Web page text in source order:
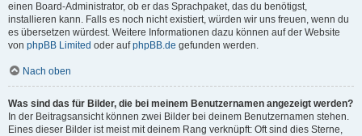
einen Board-Administrator, ob er das Sprachpaket, das du benötigst,
installieren kann. Falls es noch nicht existiert, würden wir uns freuen, wenn du
es übersetzen würdest. Weitere Informationen dazu können auf der Website
von phpBB Limited oder aufphpBB.de gefunden werden.
Nach oben
Was sind das für Bilder, die bei meinem Benutzernamen angezeigt werden?
In der Beitragsansicht können zwei Bilder bei deinem Benutzernamen stehen.
Eines dieser Bilder ist meist mit deinem Rang verknüpft: Oft sind dies Sterne,